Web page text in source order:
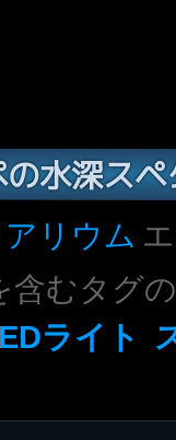
水深ス
リウム
含むタグ
ライト